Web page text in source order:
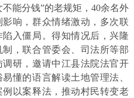
能分钱”的老规矩，40余名外
响，群众情绪激动，多次联
入僵局。得知情况后，兴隆
，联合管委会、司法所等部
研，邀请中江县法院法官开
懂的语言解读土地管理法、
以案释法，推动村民转变老